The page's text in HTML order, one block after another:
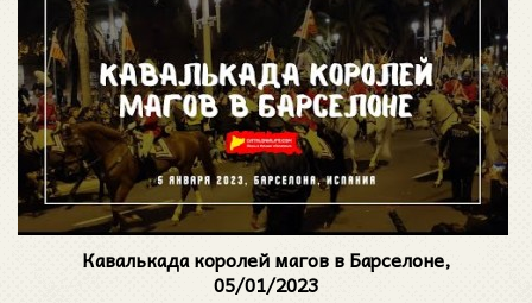
Кавалькада королей магов в Барселоне,
05/01/2023